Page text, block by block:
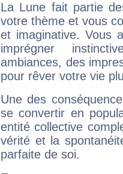
La Lune fait partie
votre thème et vous
et imaginative. Vous
imprégner
ambiances, des
pour rêver votre vie
Une des
se convertir en
entité collective
vérité et la
parfaite de soi.